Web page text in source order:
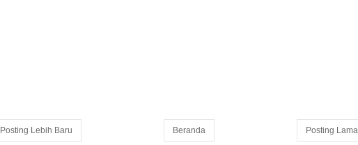
Posting Lebih Baru Posting Lama
Beranda